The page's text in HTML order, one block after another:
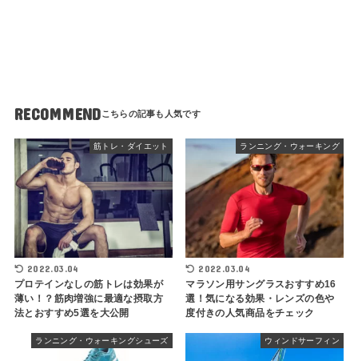
RECOMMEND
筋トレ・ダイエット
2022.03.04
プロテインなしの筋トレは効果が
薄い！？筋肉増強に最適な摂取方
法とおすすめ5選を大公開
ランニング・ウォーキング
2022.03.04
マラソン用サングラスおすすめ16
選！気になる効果・レンズの色や
度付きの人気商品をチェック
ランニング・ウォーキングシューズ ウィンドサーフィン